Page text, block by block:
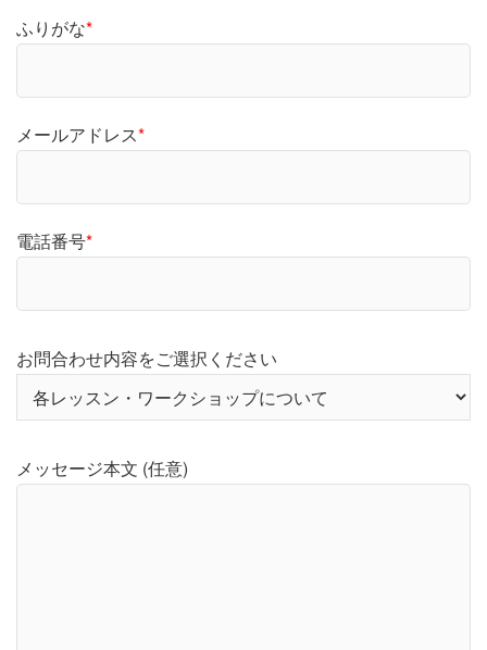
ふりがな*
メールアドレス*
電話番号*
お問合わせ内容をご選択ください
メッセージ本文 (任意)